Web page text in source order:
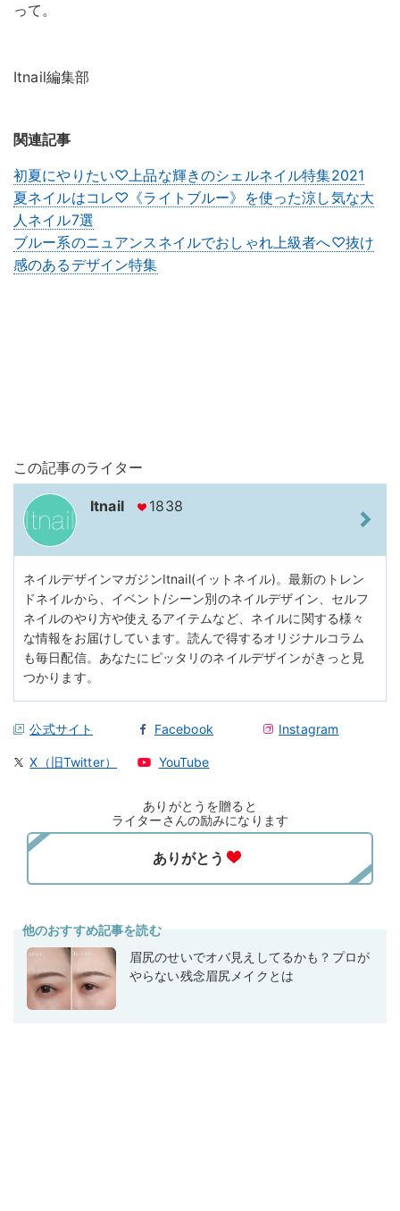
って。
Itnail編集部
関連記事
初夏にやりたい♡上品な輝きのシェルネイル特集2021
夏ネイルはコレ♡《ライトブルー》を使った涼し気な大
人ネイル7選
ブルー系のニュアンスネイルでおしゃれ上級者へ♡抜け
感のあるデザイン特集
この記事のライター
Itnail 1838
ネイルデザインマガジンItnail(イットネイル)。最新のトレン
ドネイルから、イベント/シーン別のネイルデザイン、セルフ
ネイルのやり方や使えるアイテムなど、ネイルに関する様々
な情報をお届けしています。読んで得するオリジナルコラム
も毎日配信。あなたにピッタリのネイルデザインがきっと見
つかります。
公式サイト Facebook Instagram
X（旧Twitter） YouTube
ありがとうを贈ると
ライターさんの励みになります
他のおすすめ記事を読む
眉尻のせいでオバ見えしてるかも？プロが
やらない残念眉尻メイクとは